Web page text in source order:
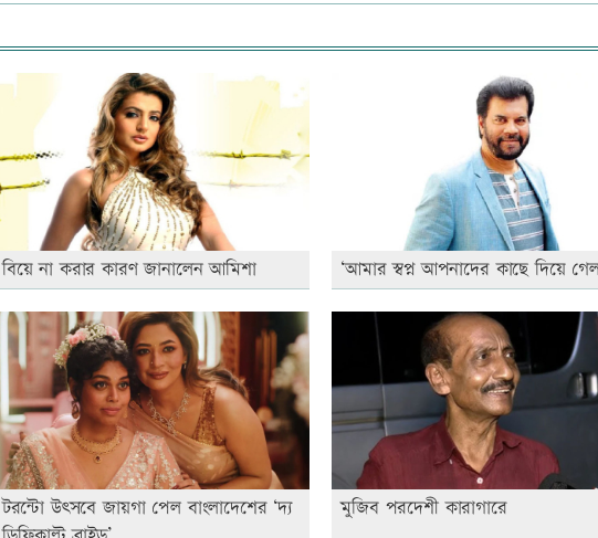
বিয়ে না করার কারণ জানালেন আমিশা ‘আমার স্বপ্ন আপনাদের কাছে দিয়ে
টরন্টো উৎসবে জায়গা পেল বাংলাদেশের ‘দ্য
মুজিব পরদেশী কারাগারে